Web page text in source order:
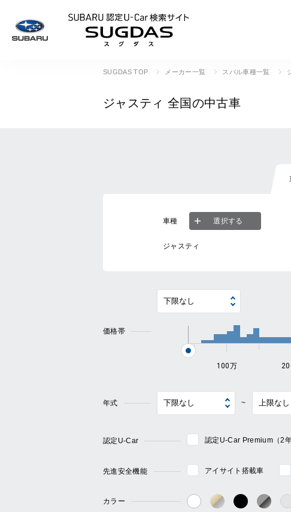
SUGDAS TOP メーカー一覧 スバル車種一覧
ジャスティ全国の中古車
車種 選択する
ジャスティ
価格帯
100万
年式 ~
認定U-Car 認定U-Car Premium（2
先進安全機能 アイサイト搭載車
カラー ホワイト系ゴールド・シルバー
ブラック系ガン